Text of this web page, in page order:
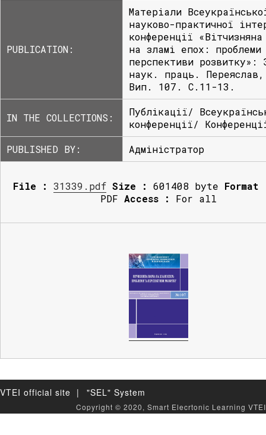
PUBLICATION:
Матеріали
науково-практичної
конференції
на зламі епох: проблеми
перспективи розвитку»:
наук. праць.
Вип. 107. С.11-13.
IN THE COLLECTIONS:
Публікації/
конференції/
PUBLISHED BY:
Адміністратор
File : 31339.pdf Size : 601408 byte Format
PDF Access : For all
VTEI official site | "SEL" System
Copyright © 2020, Smart Elecrtonic Learning VTEI